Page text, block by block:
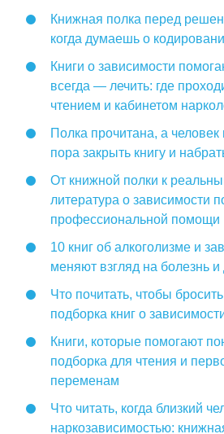
Книжная полка перед
когда думаешь о
Книги о зависимости
всегда — лечить: где
чтением и кабинетом
Полка прочитана, а человек
пора закрыть книгу и
От книжной полки к
литература о зависимости
профессиональной помощи
10 книг об алкоголизме и
меняют взгляд на болезнь
Что почитать, чтобы
подборка книг о
Книги, которые помогают
подборка для чтения и
переменам
Что читать, когда близкий
наркозависимостью: